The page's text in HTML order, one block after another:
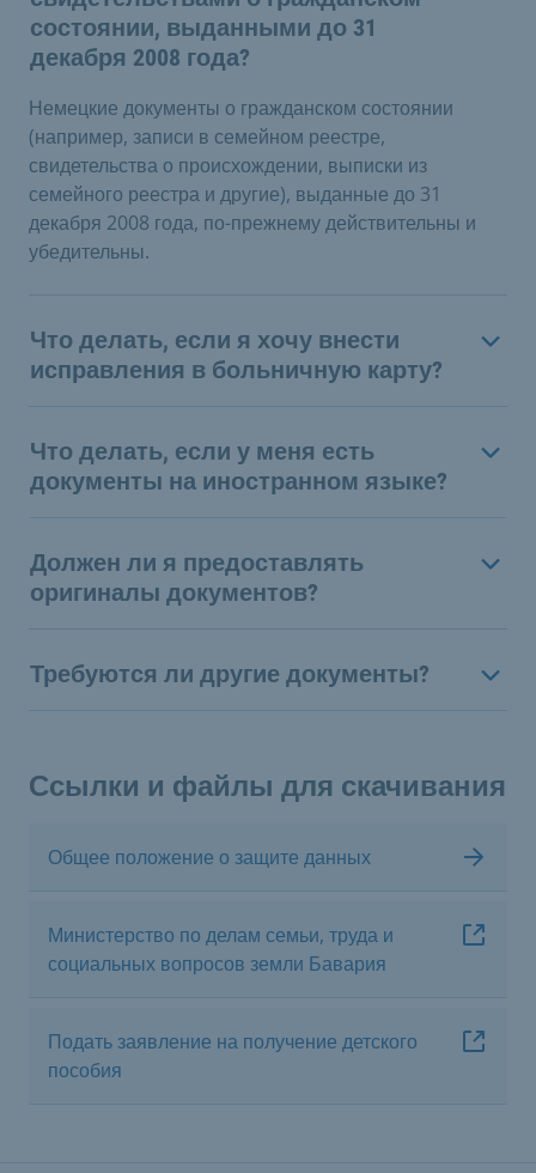
состоянии, выданными до 31
декабря 2008 года?
Немецкие документы о гражданском состоянии
(например, записи в семейном реестре,
свидетельства о происхождении, выписки из
семейного реестра и другие), выданные до 31
декабря 2008 года, по-прежнему действительны и
убедительны.
Что делать, если я хочу внести
исправления в больничную карту?
Что делать, если у меня есть
документы на иностранном языке?
Должен ли я предоставлять
оригиналы документов?
Требуются ли другие документы?
Ссылки и файлы для скачивания
Общее положение о защите данных
Министерство по делам семьи, труда и
социальных вопросов земли Бавария
Подать заявление на получение детского
пособия